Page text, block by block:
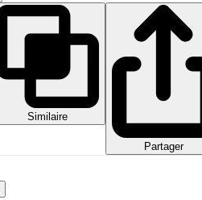
Similaire
Partager